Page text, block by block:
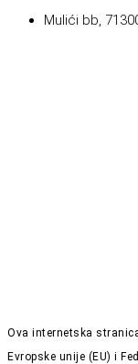
Mulići bb,
Ova internetska
Evropske unije (EU) i